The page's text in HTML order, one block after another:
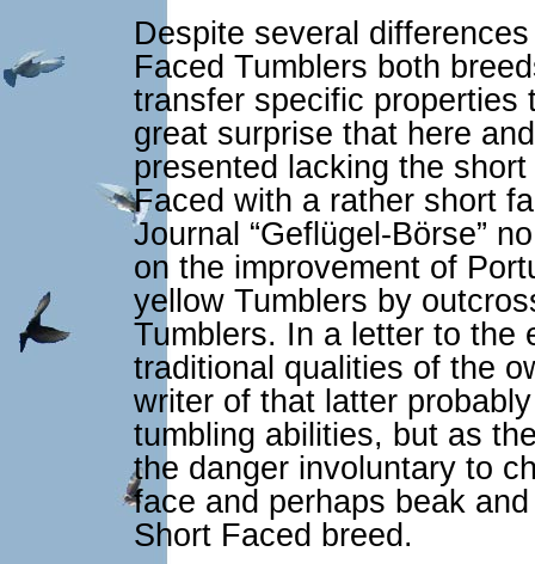
Despite several
Faced Tumblers both
transfer specific properties
great surprise that here
presented lacking the
Faced with a rather short
Journal “Geflügel-Börse”
on the improvement of
yellow Tumblers by
Tumblers. In a letter to the
traditional qualities of the
writer of that latter
tumbling abilities, but as
the danger involuntary to
face and perhaps beak
Short Faced breed.